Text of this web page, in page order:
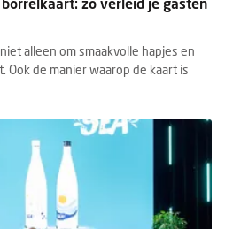
alleen om smaakvolle hapjes en
de manier waarop de kaart is